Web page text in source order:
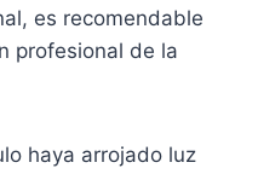
es recomendable
profesional de la
haya arrojado luz